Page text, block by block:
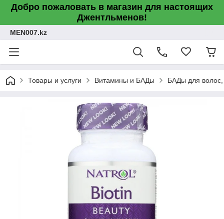
Добро пожаловать в магазин для настоящих
Джентльменов!
MEN007.kz
Товары и услуги Витамины и БАДы БАДы для волос,